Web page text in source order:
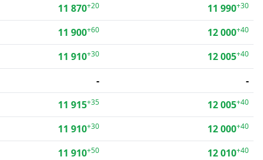
11 870+20 11 990+30
11 900+60 12 000+40
11 910+30 12 005+40
-
-
11 915+35 12 005+40
11 910+30 12 000+40
11 910+50 12 010+40